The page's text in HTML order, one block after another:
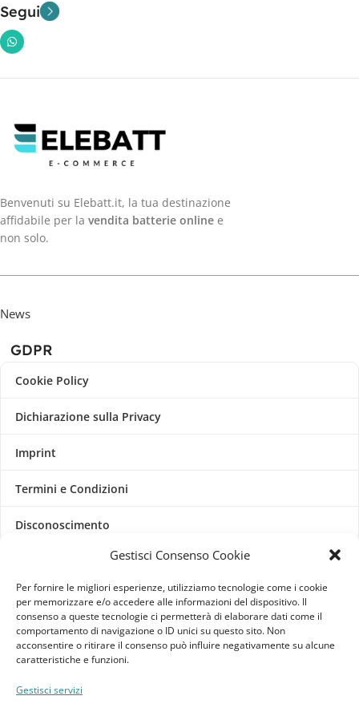
Gestisci Consenso Cookie
Per fornire le migliori esperienze, utilizziamo tecnologie come i cookie
per memorizzare e/o accedere alle informazioni del dispositivo. Il
consenso a queste tecnologie ci permetterà di elaborare dati come il
comportamento di navigazione o ID unici su questo sito. Non
acconsentire o ritirare il consenso può influire negativamente su alcune
caratteristiche e funzioni.
Gestisci servizi
Segui
Benvenuti su Elebatt.it, la tua destinazione
affidabile per la vendita batterie online e
non solo.
News
GDPR
Cookie Policy
Dichiarazione sulla Privacy
Imprint
Termini e Condizioni
Disconoscimento
Raffrescatori Evaporativi Industriali
CLIENTE